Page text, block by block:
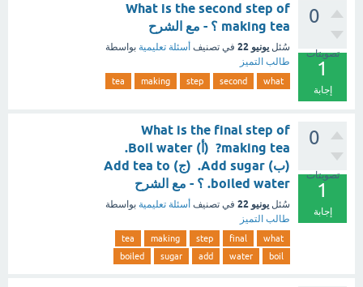
0
تصويتات
1
إجابة
What is the second step of
making tea ؟ - مع الشرح
سُئل يونيو 22 في تصنيف أسئلة تعليمية بواسطة
طالب التميز
what
second
step
making
tea
0
تصويتات
1
إجابة
What is the final step of
making tea? (أ) Boil water.
(ب) Add sugar. (ج) Add tea to
boiled water. ؟ - مع الشرح
سُئل يونيو 22 في تصنيف أسئلة تعليمية بواسطة
طالب التميز
what
final
step
making
tea
boil
water
add
sugar
boiled